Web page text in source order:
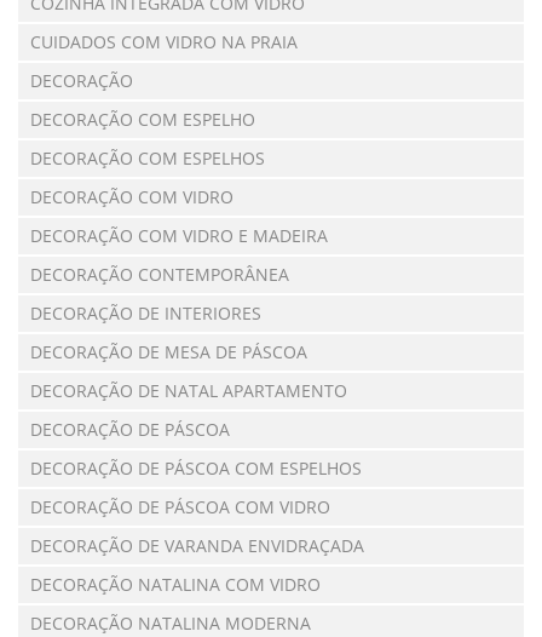
CUIDADOS COM VIDRO NA PRAIA
DECORAÇÃO
DECORAÇÃO COM ESPELHO
DECORAÇÃO COM ESPELHOS
DECORAÇÃO COM VIDRO
DECORAÇÃO COM VIDRO E MADEIRA
DECORAÇÃO CONTEMPORÂNEA
DECORAÇÃO DE INTERIORES
DECORAÇÃO DE MESA DE PÁSCOA
DECORAÇÃO DE NATAL APARTAMENTO
DECORAÇÃO DE PÁSCOA
DECORAÇÃO DE PÁSCOA COM ESPELHOS
DECORAÇÃO DE PÁSCOA COM VIDRO
DECORAÇÃO DE VARANDA ENVIDRAÇADA
DECORAÇÃO NATALINA COM VIDRO
DECORAÇÃO NATALINA MODERNA